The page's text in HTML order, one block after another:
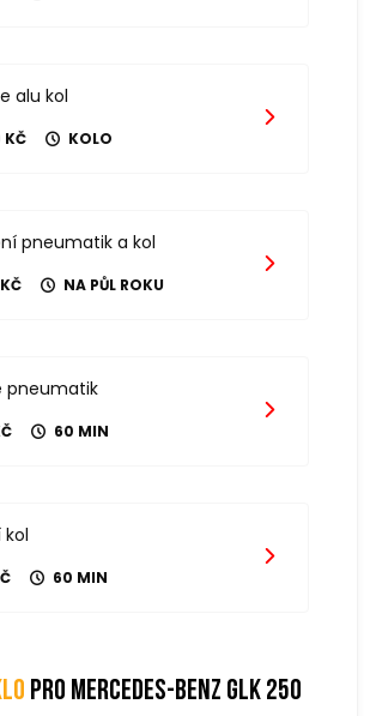
alu kol
KOLO
pneumatik a kol
NA PŮL ROKU
pneumatik
60 MIN
kol
60 MIN
pro mercedes-benz glk 250